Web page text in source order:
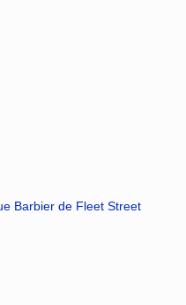
Barbier de Fleet Street